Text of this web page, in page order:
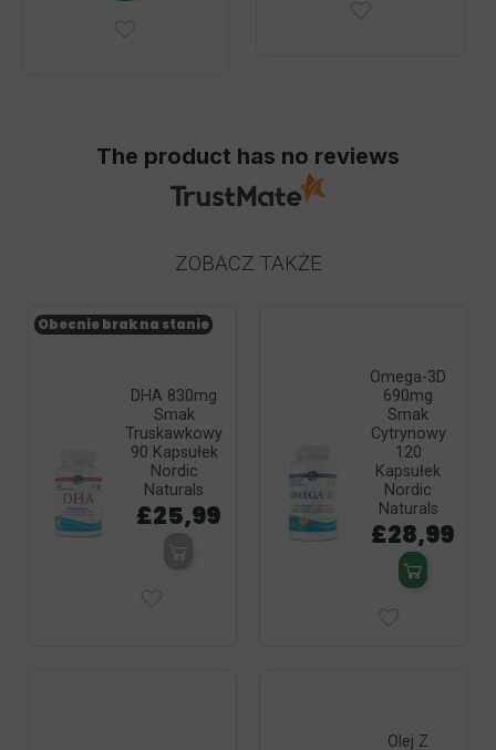
The product has no reviews
ZOBACZ TAKŻE
DHA 830mg
Smak
Truskawkowy
90 Kapsułek
Nordic
Naturals
£25,99
Obecnie brak na stanie
Omega-3D
690mg
Smak
Cytrynowy
120
Kapsułek
Nordic
Naturals
£28,99
Olej Z